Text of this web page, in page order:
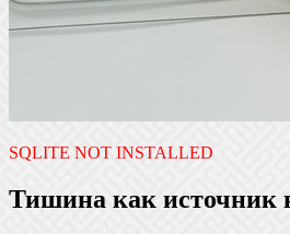
SQLITE NOT INSTALLED
Тишина как источник